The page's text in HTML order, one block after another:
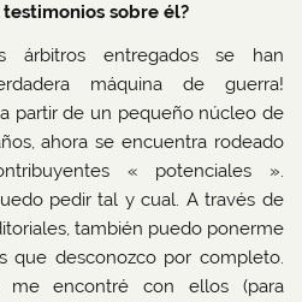
sobre él?
árbitros entregados se han
máquina de guerra!
partir de un pequeño núcleo de
ahora se encuentra rodeado
« potenciales ».
pedir tal y cual. A través de
también puedo ponerme
que desconozco por completo.
me encontré con ellos (para